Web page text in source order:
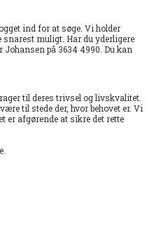
ind for at søge. Vi holder
muligt. Har du yderligere
på 3634 4990. Du kan
til deres trivsel og livskvalitet.
til stede der, hvor behovet er. Vi
er afgørende at sikre det rette